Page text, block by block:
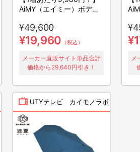
AiMY（エイミー）ボディ
バース／長袖長ズボン／2
着セット／上下セット／リ
カバリーウェア
¥49,600
¥19,960 （税込）
メーカー直販サイト単品合計
価格から29,640円引き！
バ
着
カ
メ
UTYテレビ カイモノラボ